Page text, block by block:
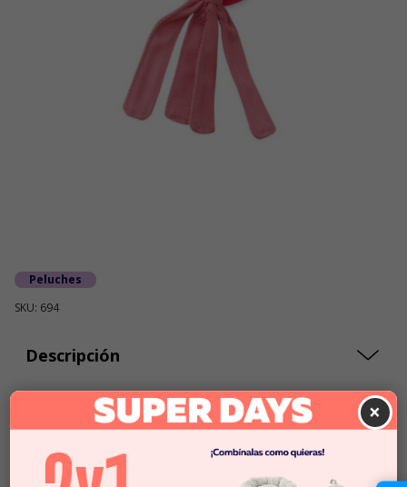
Peluches
SKU: 694
Descripción
Cantidad:
-
×